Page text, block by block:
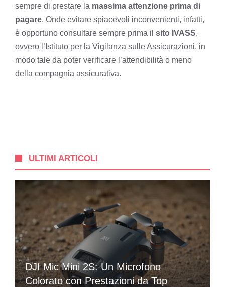
sempre di prestare la massima attenzione prima di
pagare. Onde evitare spiacevoli inconvenienti, infatti,
è opportuno consultare sempre prima il sito IVASS,
ovvero l’Istituto per la Vigilanza sulle Assicurazioni, in
modo tale da poter verificare l’attendibilità o meno
della compagnia assicurativa.
ULTIMI ARTICOLI
DJI Mic Mini 2S: Un Microfono
Colorato con Prestazioni da Top